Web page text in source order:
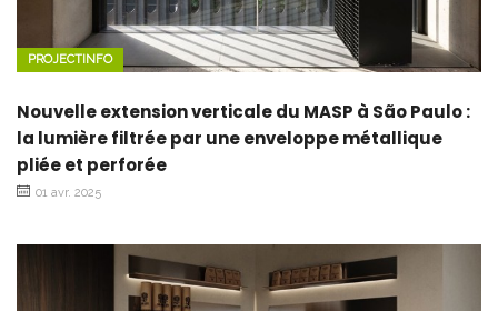
PROJECTINFO
Nouvelle extension verticale du MASP à São Paulo :
la lumière filtrée par une enveloppe métallique
pliée et perforée
01 avr. 2025